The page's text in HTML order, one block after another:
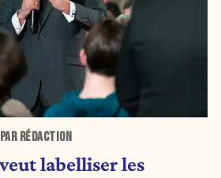
RÉDACTION
labelliser les